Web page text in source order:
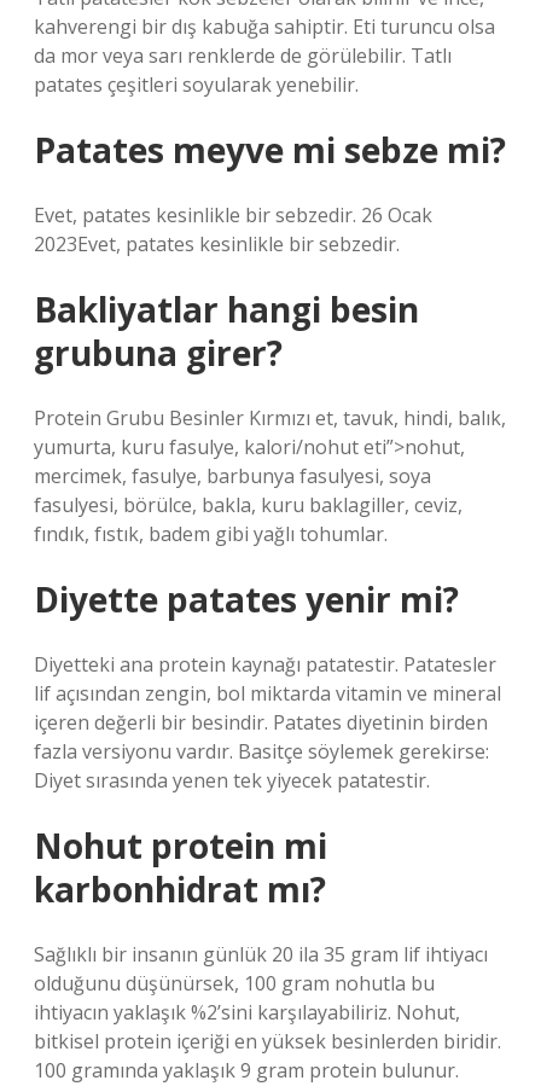
kahverengi bir dış kabuğa sahiptir. Eti turuncu olsa
da mor veya sarı renklerde de görülebilir. Tatlı
patates çeşitleri soyularak yenebilir.
Patates meyve mi sebze mi?
Evet, patates kesinlikle bir sebzedir. 26 Ocak
2023Evet, patates kesinlikle bir sebzedir.
Bakliyatlar hangi besin
grubuna girer?
Protein Grubu Besinler Kırmızı et, tavuk, hindi, balık,
yumurta, kuru fasulye, kalori/nohut eti”>nohut,
mercimek, fasulye, barbunya fasulyesi, soya
fasulyesi, börülce, bakla, kuru baklagiller, ceviz,
fındık, fıstık, badem gibi yağlı tohumlar.
Diyette patates yenir mi?
Diyetteki ana protein kaynağı patatestir. Patatesler
lif açısından zengin, bol miktarda vitamin ve mineral
içeren değerli bir besindir. Patates diyetinin birden
fazla versiyonu vardır. Basitçe söylemek gerekirse:
Diyet sırasında yenen tek yiyecek patatestir.
Nohut protein mi
karbonhidrat mı?
Sağlıklı bir insanın günlük 20 ila 35 gram lif ihtiyacı
olduğunu düşünürsek, 100 gram nohutla bu
ihtiyacın yaklaşık %2’sini karşılayabiliriz. Nohut,
bitkisel protein içeriği en yüksek besinlerden biridir.
100 gramında yaklaşık 9 gram protein bulunur.